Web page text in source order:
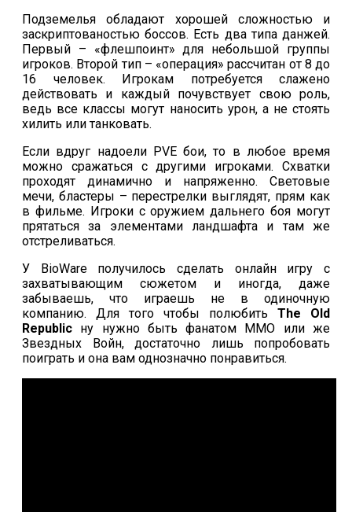
Подземелья обладают хорошей сложностью и
заскриптованостью боссов. Есть два типа данжей.
Первый – «флешпоинт» для небольшой группы
игроков. Второй тип – «операция» рассчитан от 8 до
16 человек. Игрокам потребуется слажено
действовать и каждый почувствует свою роль,
ведь все классы могут наносить урон, а не стоять
хилить или танковать.
Если вдруг надоели PVE бои, то в любое время
можно сражаться с другими игроками. Схватки
проходят динамично и напряженно. Световые
мечи, бластеры – перестрелки выглядят, прям как
в фильме. Игроки с оружием дальнего боя могут
прятаться за элементами ландшафта и там же
отстреливаться.
У BioWare
получилось сделать онлайн игру с
захватывающим сюжетом и иногда, даже
забываешь, что играешь не в одиночную
компанию. Для того чтобы полюбить The
Old
Republic ну нужно быть фанатом ММО или же
Звездных Войн, достаточно лишь попробовать
поиграть и она вам однозначно понравиться.